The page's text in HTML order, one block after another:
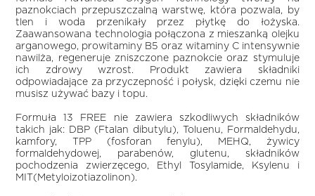
paznokciach przepuszczalną warstwę, która pozwala, by
tlen i woda przenikały przez płytkę do łożyska.
Zaawansowana technologia połączona z mieszanką olejku
arganowego, prowitaminy B5 oraz witaminy C intensywnie
nawilża, regeneruje zniszczone paznokcie oraz stymuluje
ich zdrowy wzrost. Produkt zawiera składniki
odpowiadające za przyczepność i połysk, dzięki czemu nie
musisz używać bazy i topu.
Formuła 13 FREE nie zawiera szkodliwych składników
takich jak: DBP (Ftalan dibutylu), Toluenu, Formaldehydu,
kamfory, TPP (fosforan fenylu), MEHQ, żywicy
formaldehydowej, parabenów, glutenu, składników
pochodzenia zwierzęcego, Ethyl Tosylamide, Ksylenu i
MIT(Metyloizotiazolinon).